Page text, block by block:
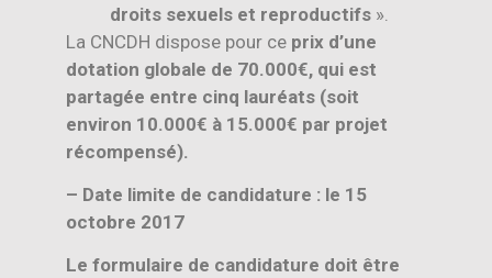
droits sexuels et reproductifs ».
La CNCDH dispose pour ce prix d’une
dotation globale de 70.000€, qui est
partagée entre cinq lauréats (soit
environ 10.000€ à 15.000€ par projet
récompensé).
– Date limite de candidature : le 15
octobre 2017
Le formulaire de candidature doit être